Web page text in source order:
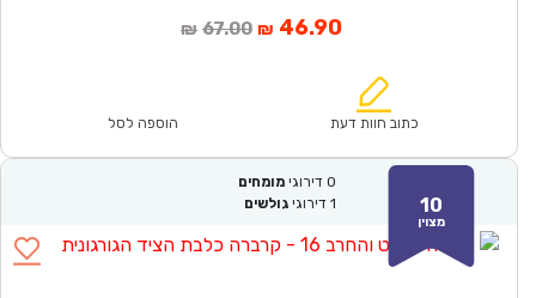
₪ 67.00המחיר
₪67.00.
₪ 46.90
הוא:
כתוב חוות דעת הוספה לסל
דירוגימומחים
גולשים